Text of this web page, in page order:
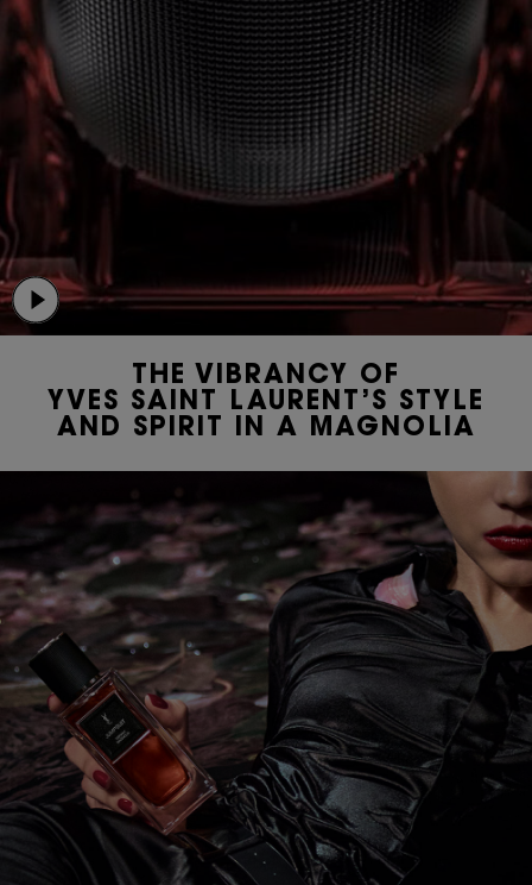
THE VIBRANCY OF
YVES SAINT LAURENT’S STYLE
AND SPIRIT IN A MAGNOLIA